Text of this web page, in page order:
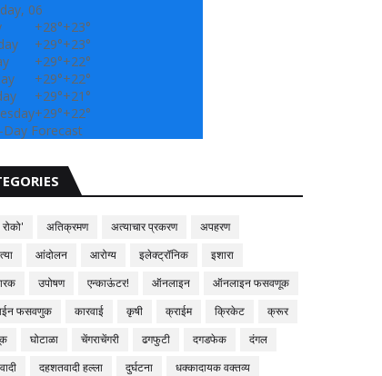
06
+28°+23°
+29°+23°
+29°+22°
+29°+22°
+29°+21°
+29°+22°
Day Forecast
रोको' अतिक्रमण अत्याचार प्रकरण
अपहरण
आंदोलन आरोग्य इलेक्ट्रॉनिक
इशारा
उपोषण एन्काऊंटर! ऑनलाइन
ऑनलाइन फसवणूक
फसवणुक
कारवाई कृषी क्राईम क्रिकेट
क्रूर
घोटाळा चेंगराचेंगरी ढगफुटी दगडफेक
दंगल
दहशतवादी हल्ला दुर्घटना
धक्कादायक वक्तव्य